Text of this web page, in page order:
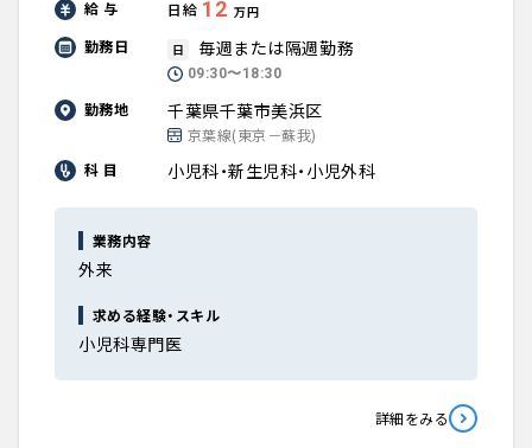
給 与 日給 12 万円
勤務日 日 毎週または隔週勤務
09:30〜18:30
勤務地 千葉県千葉市美浜区
京葉線(東京－蘇我)
科 目
小児科・新生児科・小児外科
業務内容
外来
求める経験・スキル
小児科専門医
詳細をみる